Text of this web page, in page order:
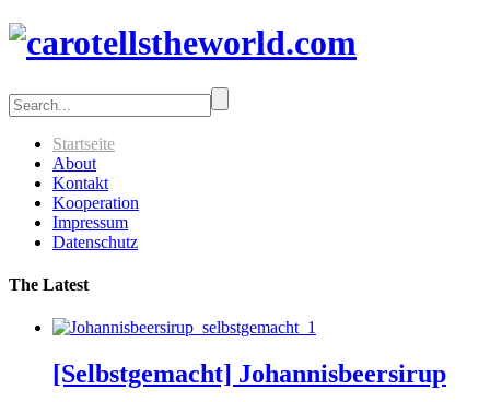
Startseite
About
Kontakt
Kooperation
Impressum
Datenschutz
The Latest
[Selbstgemacht] Johannisbeersirup